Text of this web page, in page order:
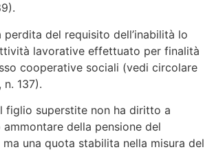
del requisito dell’inabilità lo
lavorative effettuato per finalità
cooperative sociali (vedi circolare
n. 137).
figlio superstite non ha diritto a
ammontare della pensione del
una quota stabilita nella misura del